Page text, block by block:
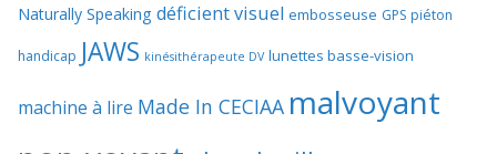
Naturally Speaking déficient visuel embosseuse GPS piéton
handicap JAWS kinésithérapeute DV lunettes basse-vision
machine à lire Made In CECIAA malvoyant